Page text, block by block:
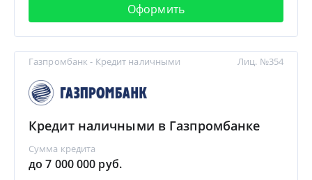
Оформить
Газпромбанк - Кредит наличными
Кредит наличными в Газпромбанке
Сумма кредита
до 7 000 000 руб.
Лиц. №354